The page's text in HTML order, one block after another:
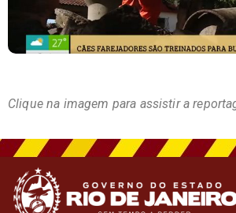
Clique na imagem para assistir a